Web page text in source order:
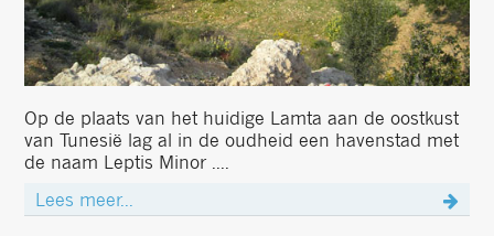
Op de plaats van het huidige Lamta aan de oostkust
van Tunesië lag al in de oudheid een havenstad met
de naam Leptis Minor ....
Lees meer...